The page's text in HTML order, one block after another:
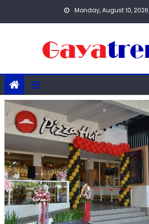
Monday, August 10, 2026